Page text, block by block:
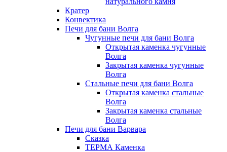
Кратер
Конвектика
Печи для бани Волга
Чугунные печи для бани Волга
Открытая каменка чугунные
Волга
Закрытая каменка чугунные
Волга
Стальные печи для бани Волга
Открытая каменка стальные
Волга
Закрытая каменка стальные
Волга
Печи для бани Варвара
Сказка
ТЕРМА Каменка